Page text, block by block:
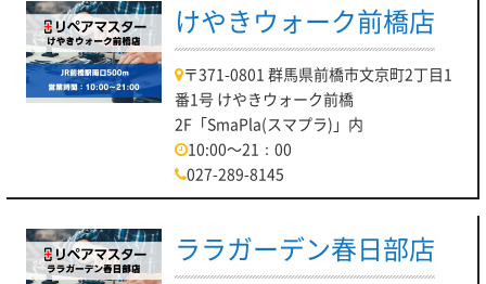
けやきウォーク前橋店
〒371-0801 群馬県前橋市文京町2丁目1
番1号 けやきウォーク前橋
2F「SmaPla(スマプラ)」内
10:00～21：00
027-289-8145
ララガーデン春日部店